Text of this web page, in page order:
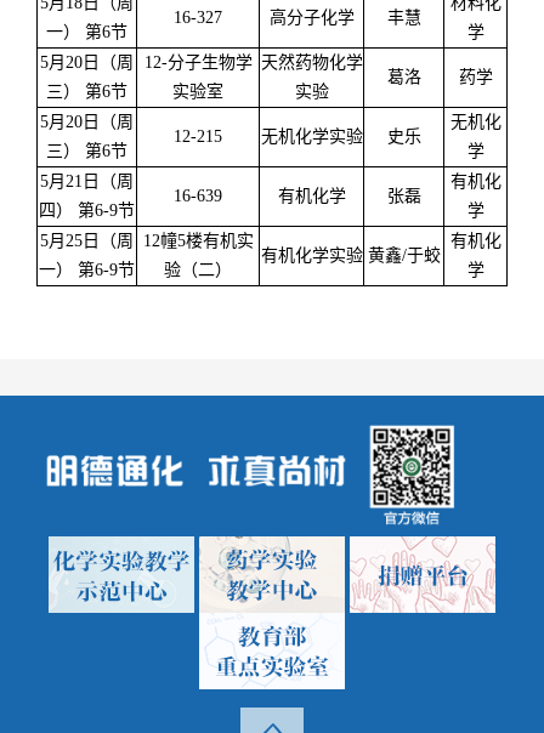
一） 第6节
16-327 高分子化学 丰慧
学
5月20日（周
三） 第6节
12-分子生物学
实验室
天然药物化学
实验
葛洛 药学
5月20日（周
三） 第6节
12-215 无机化学实验 史乐
无机化
学
5月21日（周
四） 第6-9节
16-639 有机化学 张磊
有机化
学
5月25日（周
一） 第6-9节
12幢5楼有机实
验（二）
有机化学实验 黄鑫/于蛟
有机化
学